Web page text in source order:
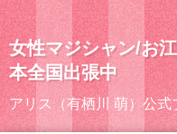
女性マジシャン/お
本全国出張中
アリス（有栖川 萌）公式